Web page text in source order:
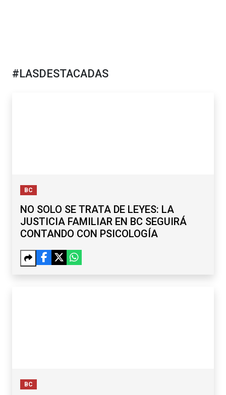
#LASDESTACADAS
BC
NO SOLO SE TRATA DE LEYES: LA
JUSTICIA FAMILIAR EN BC SEGUIRÁ
CONTANDO CON PSICOLOGÍA
BC